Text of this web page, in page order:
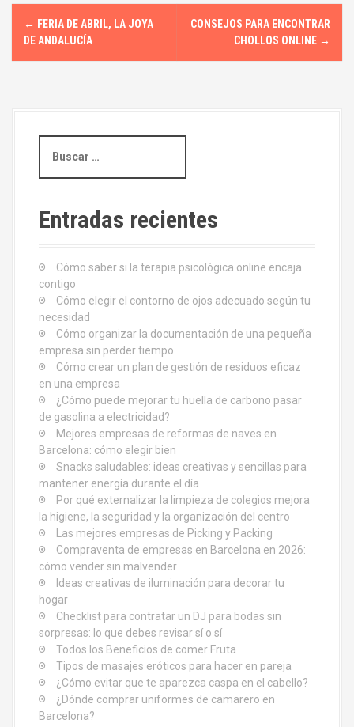
N← FERIA DE ABRIL, LA JOYA
DE ANDALUCÍA
CONSEJOS PARA ENCONTRAR
CHOLLOS ONLINE →
s
a
rEntradas recientes
Cómo saber si la terapia psicológica online encaja
contigo
Cómo elegir el contorno de ojos adecuado según tu
necesidad
Cómo organizar la documentación de una pequeña
empresa sin perder tiempo
Cómo crear un plan de gestión de residuos eficaz
en una empresa
¿Cómo puede mejorar tu huella de carbono pasar
de gasolina a electricidad?
Mejores empresas de reformas de naves en
Barcelona: cómo elegir bien
Snacks saludables: ideas creativas y sencillas para
mantener energía durante el día
Por qué externalizar la limpieza de colegios mejora
la higiene, la seguridad y la organización del centro
Las mejores empresas de Picking y Packing
Compraventa de empresas en Barcelona en 2026:
cómo vender sin malvender
Ideas creativas de iluminación para decorar tu
hogar
Checklist para contratar un DJ para bodas sin
sorpresas: lo que debes revisar sí o sí
Todos los Beneficios de comer Fruta
Tipos de masajes eróticos para hacer en pareja
¿Cómo evitar que te aparezca caspa en el cabello?
¿Dónde comprar uniformes de camarero en
Barcelona?